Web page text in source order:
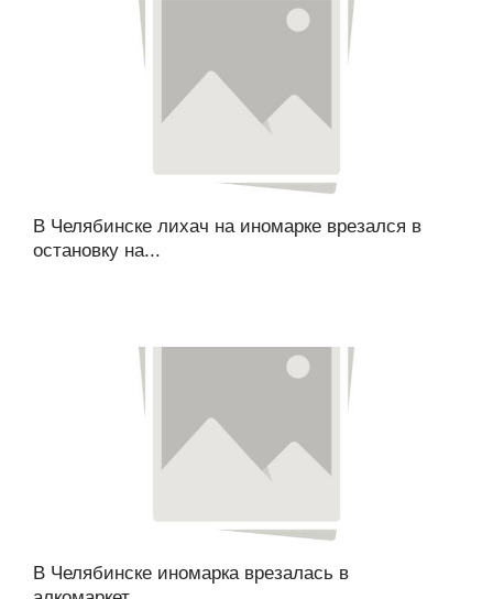
В Челябинске лихач на иномарке врезался в
остановку на...
В Челябинске иномарка врезалась в